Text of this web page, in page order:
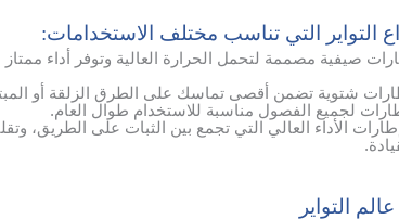
التواير التي تناسب مختلف الاستخدامات:
صيفية مصممة لتحمل الحرارة العالية وتوفر أداء
شتوية تضمن أقصى تماسك على الطرق الزلقة أو
لجميع الفصول مناسبة للاستخدام طوال العام.
الأداء العالي التي تجمع بين الثبات على الطريق،
التواير